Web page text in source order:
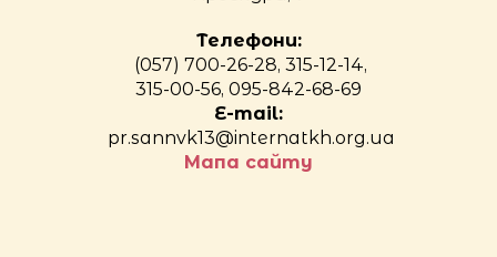
Телефони:
(057) 700-26-28, 315-12-14,
315-00-56, 095-842-68-69
E-mail:
pr.sannvk13@internatkh.org.ua
Мапа сайту